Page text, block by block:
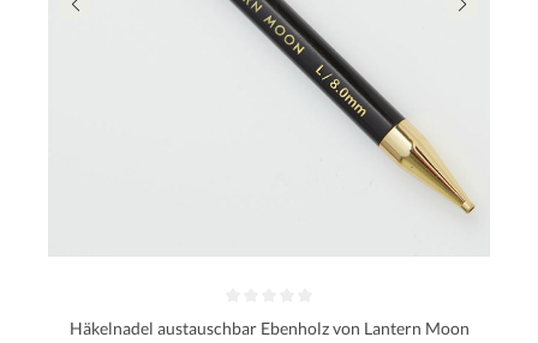
Häkelnadel austauschbar Ebenholz von Lantern Moon